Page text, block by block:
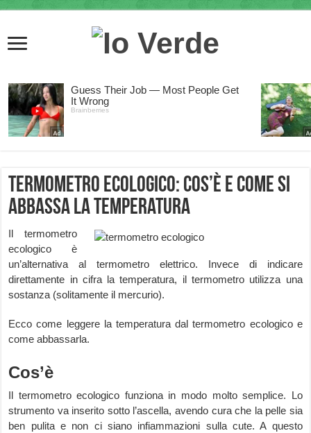
Termometro Ecologico: cos’è e come si
abbassa la Temperatura
Il termometro
ecologico è
un’alternativa al termometro elettrico. Invece di indicare
direttamente in cifra la temperatura, il termometro utilizza una
sostanza (solitamente il mercurio).
Ecco come leggere la temperatura dal termometro ecologico e
come abbassarla.
Cos’è
Il termometro ecologico funziona in modo molto semplice. Lo
strumento va inserito sotto l’ascella, avendo cura che la pelle sia
ben pulita e non ci siano infiammazioni sulla cute. A questo